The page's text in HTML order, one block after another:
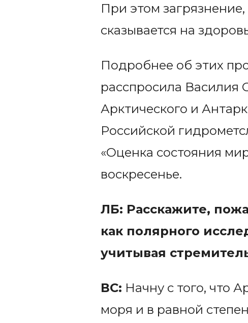
При этом
сказывается на
Подробнее об этих
расспросила Василия
Арктического и
Российской
«Оценка состояния
воскресенье.
ЛБ: Расскажите,
как полярного
учитывая
ВС: Начну с того, что
моря и в равной